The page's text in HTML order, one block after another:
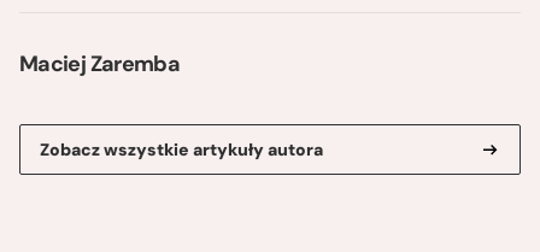
Maciej Zaremba
Zobacz wszystkie artykuły autora